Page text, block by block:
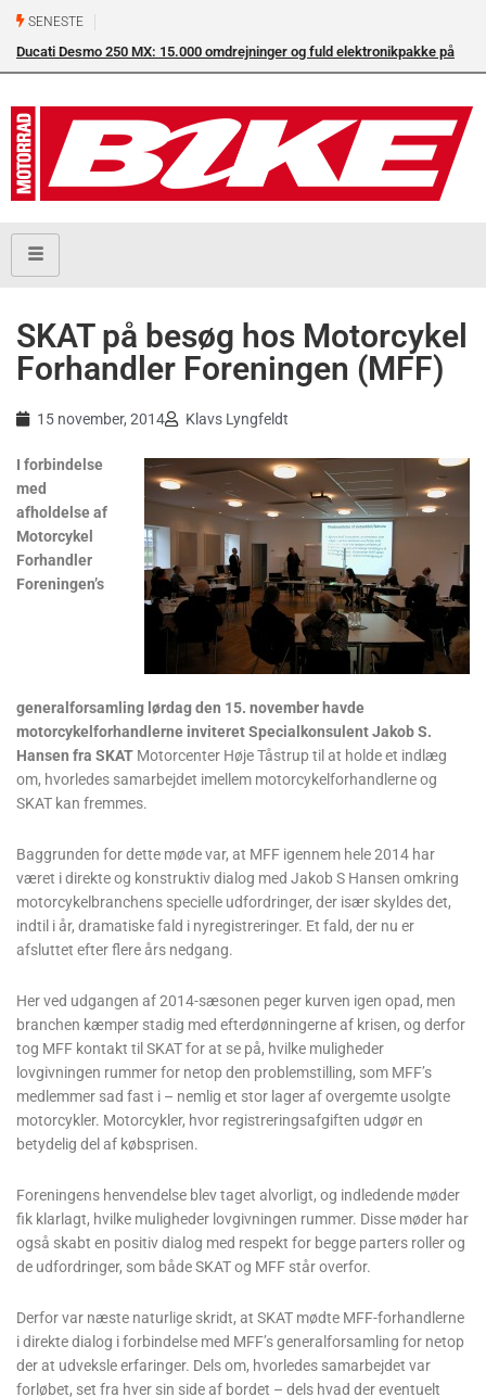
SENESTE
Ducati Desmo 250 MX: 15.000 omdrejninger og fuld elektronikpakke på
SKAT på besøg hos Motorcykel
Forhandler Foreningen (MFF)
15 november, 2014 Klavs Lyngfeldt
I forbindelse
med
afholdelse af
Motorcykel
Forhandler
Foreningen’s
generalforsamling lørdag den 15. november havde
motorcykelforhandlerne inviteret Specialkonsulent Jakob S.
Hansen fra SKAT Motorcenter Høje Tåstrup til at holde et indlæg
om, hvorledes samarbejdet imellem motorcykelforhandlerne og
SKAT kan fremmes.
Baggrunden for dette møde var, at MFF igennem hele 2014 har
været i direkte og konstruktiv dialog med Jakob S Hansen omkring
motorcykelbranchens specielle udfordringer, der især skyldes det,
indtil i år, dramatiske fald i nyregistreringer. Et fald, der nu er
afsluttet efter flere års nedgang.
Her ved udgangen af 2014-sæsonen peger kurven igen opad, men
branchen kæmper stadig med efterdønningerne af krisen, og derfor
tog MFF kontakt til SKAT for at se på, hvilke muligheder
lovgivningen rummer for netop den problemstilling, som MFF’s
medlemmer sad fast i – nemlig et stor lager af overgemte usolgte
motorcykler. Motorcykler, hvor registreringsafgiften udgør en
betydelig del af købsprisen.
Foreningens henvendelse blev taget alvorligt, og indledende møder
fik klarlagt, hvilke muligheder lovgivningen rummer. Disse møder har
også skabt en positiv dialog med respekt for begge parters roller og
de udfordringer, som både SKAT og MFF står overfor.
Derfor var næste naturlige skridt, at SKAT mødte MFF-forhandlerne
i direkte dialog i forbindelse med MFF’s generalforsamling for netop
der at udveksle erfaringer. Dels om, hvorledes samarbejdet var
forløbet, set fra hver sin side af bordet – dels hvad der eventuelt